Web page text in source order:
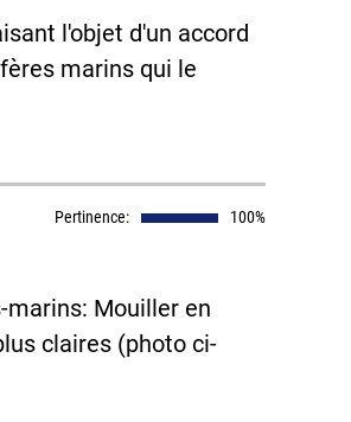
l'objet d'un accord
marins qui le
Pertinence: 100%
marins: Mouiller en
claires (photo ci-